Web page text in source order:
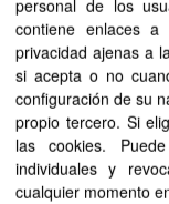
Aprobación
Aprobación
Aprobación
Aprobación
personal de los
contiene enlaces
privacidad ajenas a
si acepta o no
configuración de su
propio tercero. Si
las cookies.
individuales y
cualquier momento